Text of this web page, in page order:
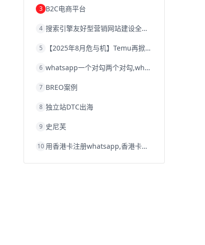
3 B2C电商平台
4 搜索引擎友好型营销网站建设全攻略
5 【2025年8月危与机】Temu再掀封店风暴，独立站才是跨境卖家的避险通道
6 whatsapp一个对勾两个对勾,whatsapp对勾代表什么意思
7 BREO案例
8 独立站DTC出海
9 史尼芙
10 用香港卡注册whatsapp,香港卡不能注册whatsapp